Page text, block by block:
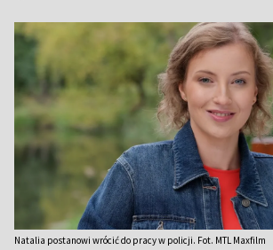
Natalia postanowi wrócić do pracy w policji. Fot. MTL Maxfilm